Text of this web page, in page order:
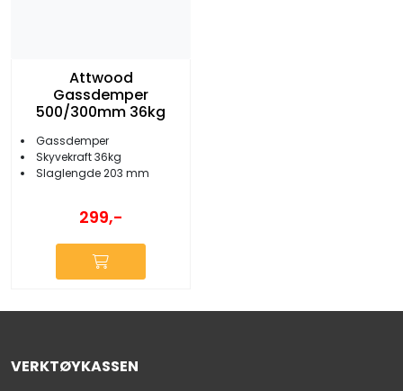
Attwood
Gassdemper
500/300mm 36kg
Gassdemper
Skyvekraft 36kg
Slaglengde 203 mm
299,-
VERKTØYKASSEN